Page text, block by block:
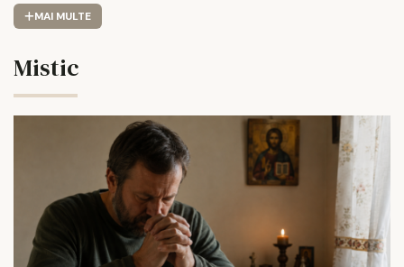
MAI MULTE
Mistic